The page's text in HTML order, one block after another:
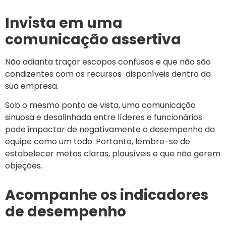
Invista em uma
comunicação assertiva
Não adianta traçar escopos confusos e que não são
condizentes com os recursos disponíveis dentro da
sua empresa.
Sob o mesmo ponto de vista, uma comunicação
sinuosa e desalinhada entre líderes e funcionários
pode impactar de negativamente o desempenho da
equipe como um todo. Portanto, lembre-se de
estabelecer metas claras, plausíveis e que não gerem
objeções.
Acompanhe os indicadores
de desempenho